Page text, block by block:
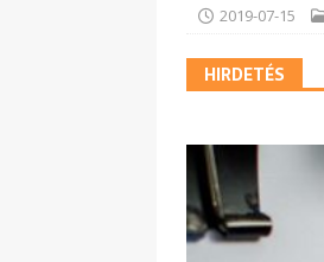
2019-07-15
HIRDETÉS